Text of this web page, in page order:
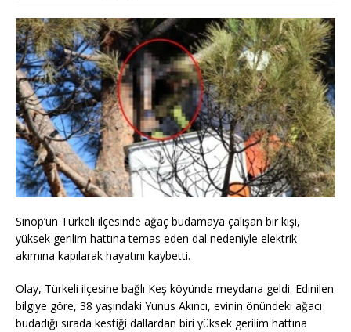
Sinop’un Türkeli ilçesinde ağaç budamaya çalışan bir kişi,
yüksek gerilim hattına temas eden dal nedeniyle elektrik
akımına kapılarak hayatını kaybetti.
Olay, Türkeli ilçesine bağlı Keş köyünde meydana geldi. Edinilen
bilgiye göre, 38 yaşındaki Yunus Akıncı, evinin önündeki ağacı
budadığı sırada kestiği dallardan biri yüksek gerilim hattına